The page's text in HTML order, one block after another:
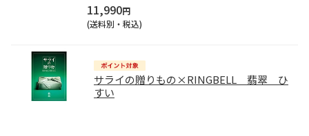
11,990円
(送料別・税込)
サライの贈りもの×RINGBELL 翡翠 ひ
すい